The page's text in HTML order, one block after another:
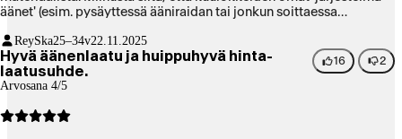
äänet' (esim. pysäyttessä ääniraidan tai jonkun soittaessa
naisääni on myös aika hölmön kuuloinen, mikä voi jonkun mielestä
olla positiivinenkin asia
ReySka25–34v22.11.2025
Hyvä äänenlaatu ja huippuhyvä hinta-
laatusuhde.
Arvosana 4/5
16 2